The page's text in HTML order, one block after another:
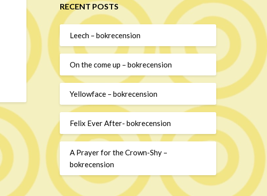
RECENT POSTS
Leech – bokrecension
On the come up – bokrecension
Yellowface – bokrecension
Felix Ever After- bokrecension
A Prayer for the Crown-Shy –
bokrecension